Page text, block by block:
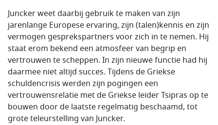
Juncker weet daarbij gebruik te maken van zijn
jarenlange Europese ervaring, zijn (talen)kennis en zijn
vermogen gesprekspartners voor zich in te nemen. Hij
staat erom bekend een atmosfeer van begrip en
vertrouwen te scheppen. In zijn nieuwe functie had hij
daarmee niet altijd succes. Tijdens de Griekse
schuldencrisis werden zijn pogingen een
vertrouwensrelatie met de Griekse leider Tsipras op te
bouwen door de laatste regelmatig beschaamd, tot
grote teleurstelling van Juncker.